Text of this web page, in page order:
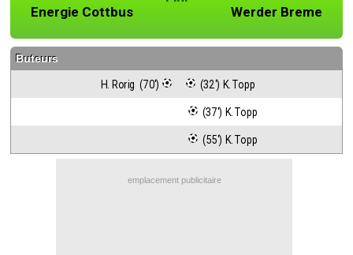
Energie Cottbus
Werder Breme
Buteurs
H. Rorig  (70') (32') K. Topp
(37') K. Topp
(55') K. Topp
emplacement publicitaire
Class. buteurs européens
Programme TV foot
Vidéos
Tableau transferts L1
Taille de la police
Paramètrages / Options